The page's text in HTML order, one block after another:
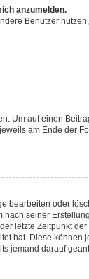
anzumelden.
Benutzer
Um auf einen
am Ende der
oder
seiner
letzte Zeitpunkt
hat. Diese
jemand darauf